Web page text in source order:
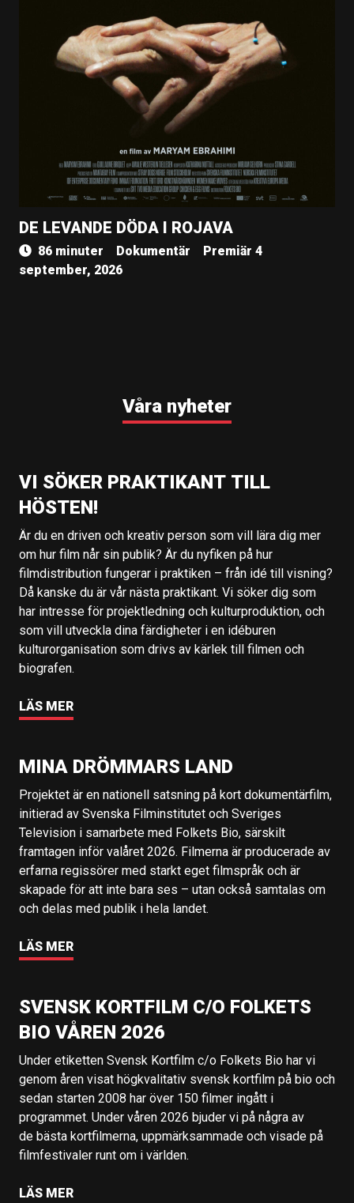
DE LEVANDE DÖDA I ROJAVA
86 minuter Dokumentär
Premiär 4
september, 2026
Våra nyheter
VI SÖKER PRAKTIKANT TILL
HÖSTEN!
Är du en driven och kreativ person som vill lära dig mer
om hur film når sin publik? Är du nyfiken på hur
filmdistribution fungerar i praktiken – från idé till visning?
Då kanske du är vår nästa praktikant. Vi söker dig som
har intresse för projektledning och kulturproduktion, och
som vill utveckla dina färdigheter i en idéburen
kulturorganisation som drivs av kärlek till filmen och
biografen.
LÄS MER
MINA DRÖMMARS LAND
Projektet är en nationell satsning på kort dokumentärfilm,
initierad av Svenska Filminstitutet och Sveriges
Television i samarbete med Folkets Bio, särskilt
framtagen inför valåret 2026. Filmerna är producerade av
erfarna regissörer med starkt eget filmspråk och är
skapade för att inte bara ses – utan också samtalas om
och delas med publik i hela landet.
LÄS MER
SVENSK KORTFILM C/O FOLKETS
BIO VÅREN 2026
Under etiketten Svensk Kortfilm c/o Folkets Bio har vi
genom åren visat högkvalitativ svensk kortfilm på bio och
sedan starten 2008 har över 150 filmer ingått i
programmet. Under våren 2026 bjuder vi på några av
de bästa kortfilmerna, uppmärksammade och visade på
filmfestivaler runt om i världen.
LÄS MER